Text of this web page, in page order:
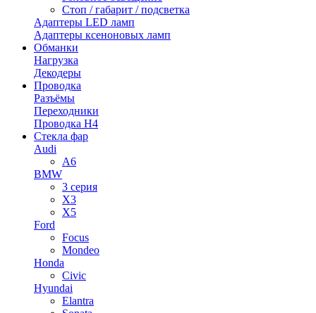
Стоп / габарит / подсветка
Адаптеры LED ламп
Адаптеры ксеноновых ламп
Обманки
Нагрузка
Декодеры
Проводка
Разъёмы
Переходники
Проводка H4
Стекла фар
Audi
A6
BMW
3 серия
X3
X5
Ford
Focus
Mondeo
Honda
Civic
Hyundai
Elantra